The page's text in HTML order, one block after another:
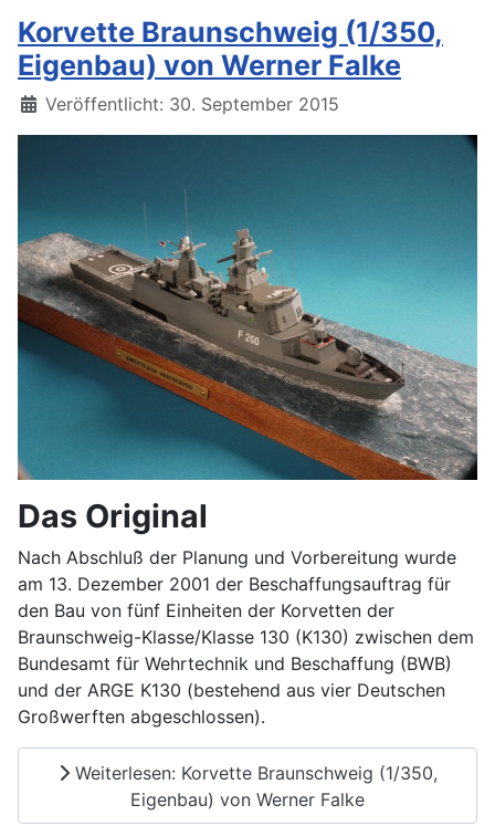
Korvette Braunschweig (1/350,
Eigenbau) von Werner Falke
Details
Veröffentlicht: 30. September 2015
Das Original
Nach Abschluß der Planung und Vorbereitung wurde
am 13. Dezember 2001 der Beschaffungsauftrag für
den Bau von fünf Einheiten der Korvetten der
Braunschweig-Klasse/Klasse 130 (K130) zwischen dem
Bundesamt für Wehrtechnik und Beschaffung (BWB)
und der ARGE K130 (bestehend aus vier Deutschen
Großwerften abgeschlossen).
Weiterlesen: Korvette Braunschweig (1/350,
Eigenbau) von Werner Falke